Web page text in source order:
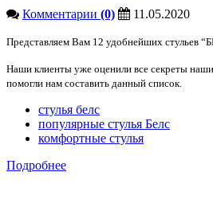
Комментарии (0) 11.05.2020
Представляем Вам 12 удобнейших стульев
Наши клиенты уже оценили все секреты
помогли нам составить данный список.
стулья белс
популярные стулья Белс
комфортные стулья
Подробнее